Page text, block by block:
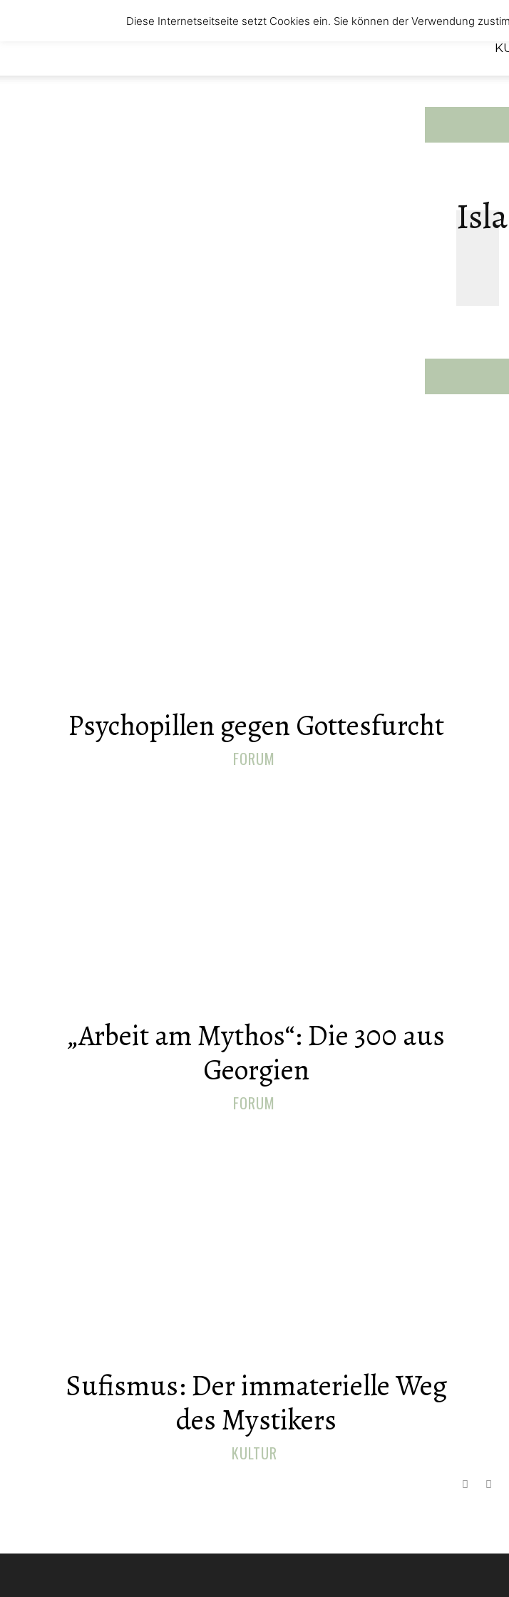
Psychopillen gegen Gottesfurcht
FORUM
„Arbeit am Mythos“: Die 300 aus
Georgien
FORUM
Sufismus: Der immaterielle Weg
des Mystikers
KULTUR
Diese Internetseitseite setzt Cookies ein. Sie können der Verwendung